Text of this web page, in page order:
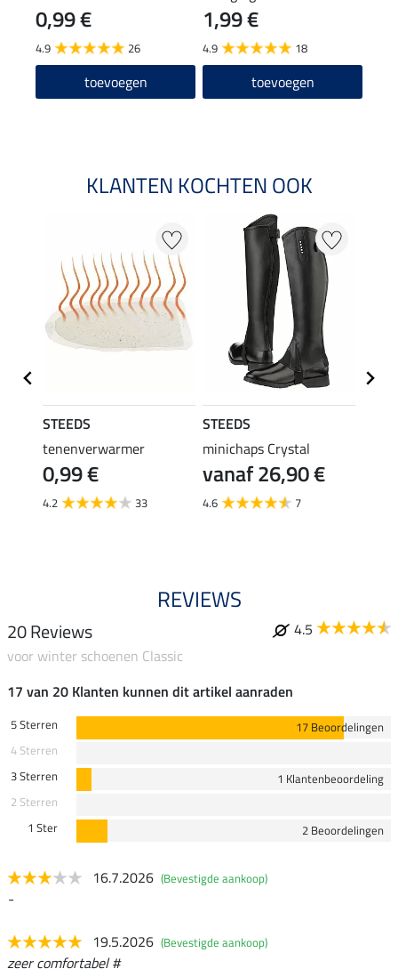
0,99 €
4.9 26
toevoegen
1,99 €
4.9 18
toevoegen
KLANTEN KOCHTEN OOK
STEEDS
tenenverwarmer
0,99 €
4.2 33
STEEDS
minichaps Crystal
vanaf 26,90 €
4.6 7
REVIEWS
20 Reviews
4.5
voor winter schoenen Classic
17 van 20 Klanten kunnen dit artikel aanraden
5 Sterren
17 Beoordelingen
4 Sterren
3 Sterren
1 Klantenbeoordeling
2 Sterren
1 Ster
2 Beoordelingen
16.7.2026 (Bevestigde aankoop)
-
19.5.2026 (Bevestigde aankoop)
zeer comfortabel #